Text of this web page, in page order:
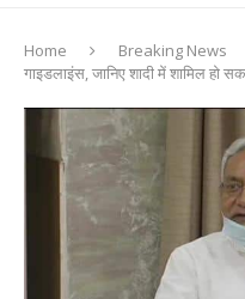
Home Breaking News
गाइडलाइंस, जानिए शादी में शामिल हो